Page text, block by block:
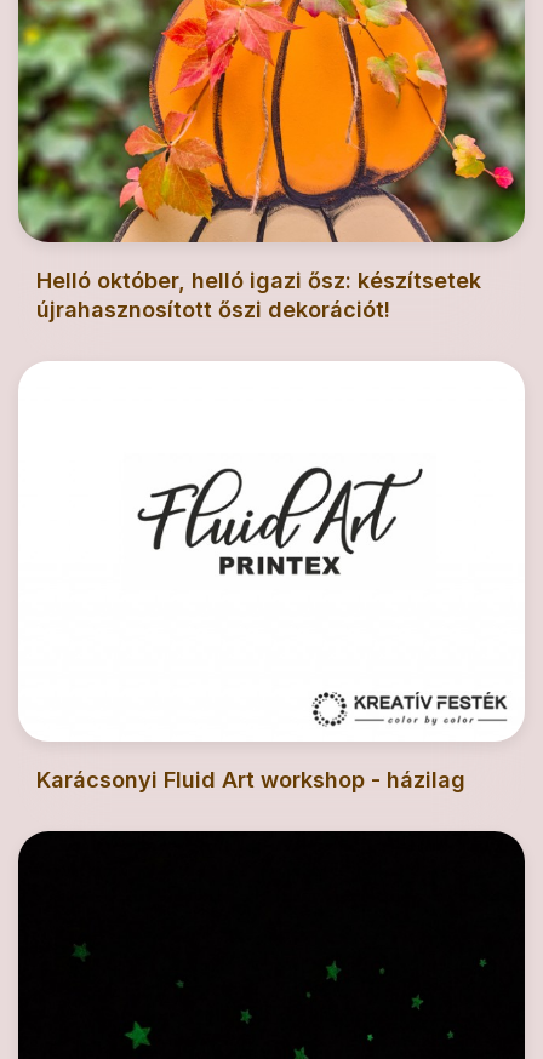
Helló október, helló igazi ősz: készítsetek
újrahasznosított őszi dekorációt!
Karácsonyi Fluid Art workshop - házilag